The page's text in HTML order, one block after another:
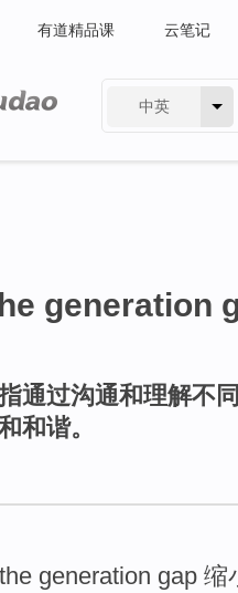
有道精品课 云笔记
中英
generation
通过沟通和理解不
和谐。
generation gap